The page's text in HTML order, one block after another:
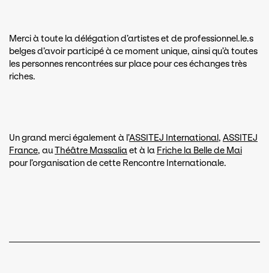
Merci à toute la délégation d’artistes et de professionnel.le.s
belges d’avoir participé à ce moment unique, ainsi qu’à toutes
les personnes rencontrées sur place pour ces échanges très
riches.
Un grand merci également à l’ASSITEJ International , ASSITEJ
France, auThéâtre Massaliaet à la Friche la Belle de Mai
pour l’organisation de cette Rencontre Internationale.